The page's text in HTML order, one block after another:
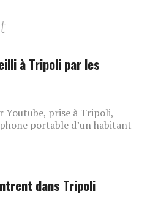
à Tripoli par les
Youtube, prise à Tripoli,
portable d’un habitant
dans Tripoli